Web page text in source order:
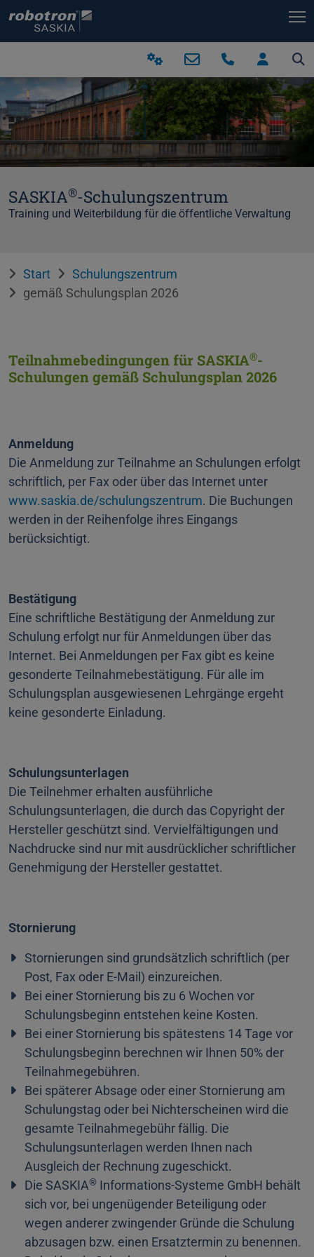
SASKIA®-Schulungszentrum
Training und Weiterbildung für die öffentliche Verwaltung
Start
Schulungszentrum
gemäß Schulungsplan 2026
Teilnahmebedingungen für SASKIA®-
Schulungen gemäß Schulungsplan 2026
Anmeldung
Die Anmeldung zur Teilnahme an Schulungen erfolgt
schriftlich, per Fax oder über das Internet unter
www.saskia.de/schulungszentrum. Die Buchungen
werden in der Reihenfolge ihres Eingangs
berücksichtigt.
Bestätigung
Eine schriftliche Bestätigung der Anmeldung zur
Schulung erfolgt nur für Anmeldungen über das
Internet. Bei Anmeldungen per Fax gibt es keine
gesonderte Teilnahmebestätigung. Für alle im
Schulungsplan ausgewiesenen Lehrgänge ergeht
keine gesonderte Einladung.
Schulungsunterlagen
Die Teilnehmer erhalten ausführliche
Schulungsunterlagen, die durch das Copyright der
Hersteller geschützt sind. Vervielfältigungen und
Nachdrucke sind nur mit ausdrücklicher schriftlicher
Genehmigung der Hersteller gestattet.
Stornierung
Stornierungen sind grundsätzlich schriftlich (per
Post, Fax oder E-Mail) einzureichen.
Bei einer Stornierung bis zu 6 Wochen vor
Schulungsbeginn entstehen keine Kosten.
Bei einer Stornierung bis spätestens 14 Tage vor
Schulungsbeginn berechnen wir Ihnen 50% der
Teilnahmegebühren.
Bei späterer Absage oder einer Stornierung am
Schulungstag oder bei Nichterscheinen wird die
gesamte Teilnahmegebühr fällig. Die
Schulungsunterlagen werden Ihnen nach
Ausgleich der Rechnung zugeschickt.
Die SASKIA®Informations-Systeme GmbH behält
sich vor, bei ungenügender Beteiligung oder
wegen anderer zwingender Gründe die Schulung
abzusagen bzw. einen Ersatztermin zu benennen.